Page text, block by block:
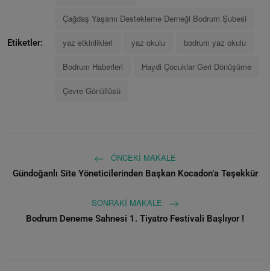
Etiketler:
Çağdaş Yaşamı Destekleme Derneği Bodrum Şubesi
yaz etkinlikleri yaz okulu bodrum yaz okulu
Bodrum Haberleri Haydi Çocuklar Geri Dönüşüme
Çevre Gönüllüsü
ÖNCEKI MAKALE
Gündoğanlı Site Yöneticilerinden Başkan Kocadon’a Teşekkür
SONRAKI MAKALE
Bodrum Deneme Sahnesi 1. Tiyatro Festivali Başlıyor !